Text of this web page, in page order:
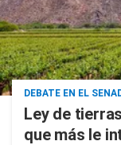
DEBATE EN EL
Ley de
que más le